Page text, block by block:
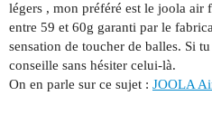
légers , mon préféré est le joola air
entre 59 et 60g garanti par le
sensation de toucher de balles. Si
conseille sans hésiter celui-là.
On en parle sur ce sujet : JOOLA